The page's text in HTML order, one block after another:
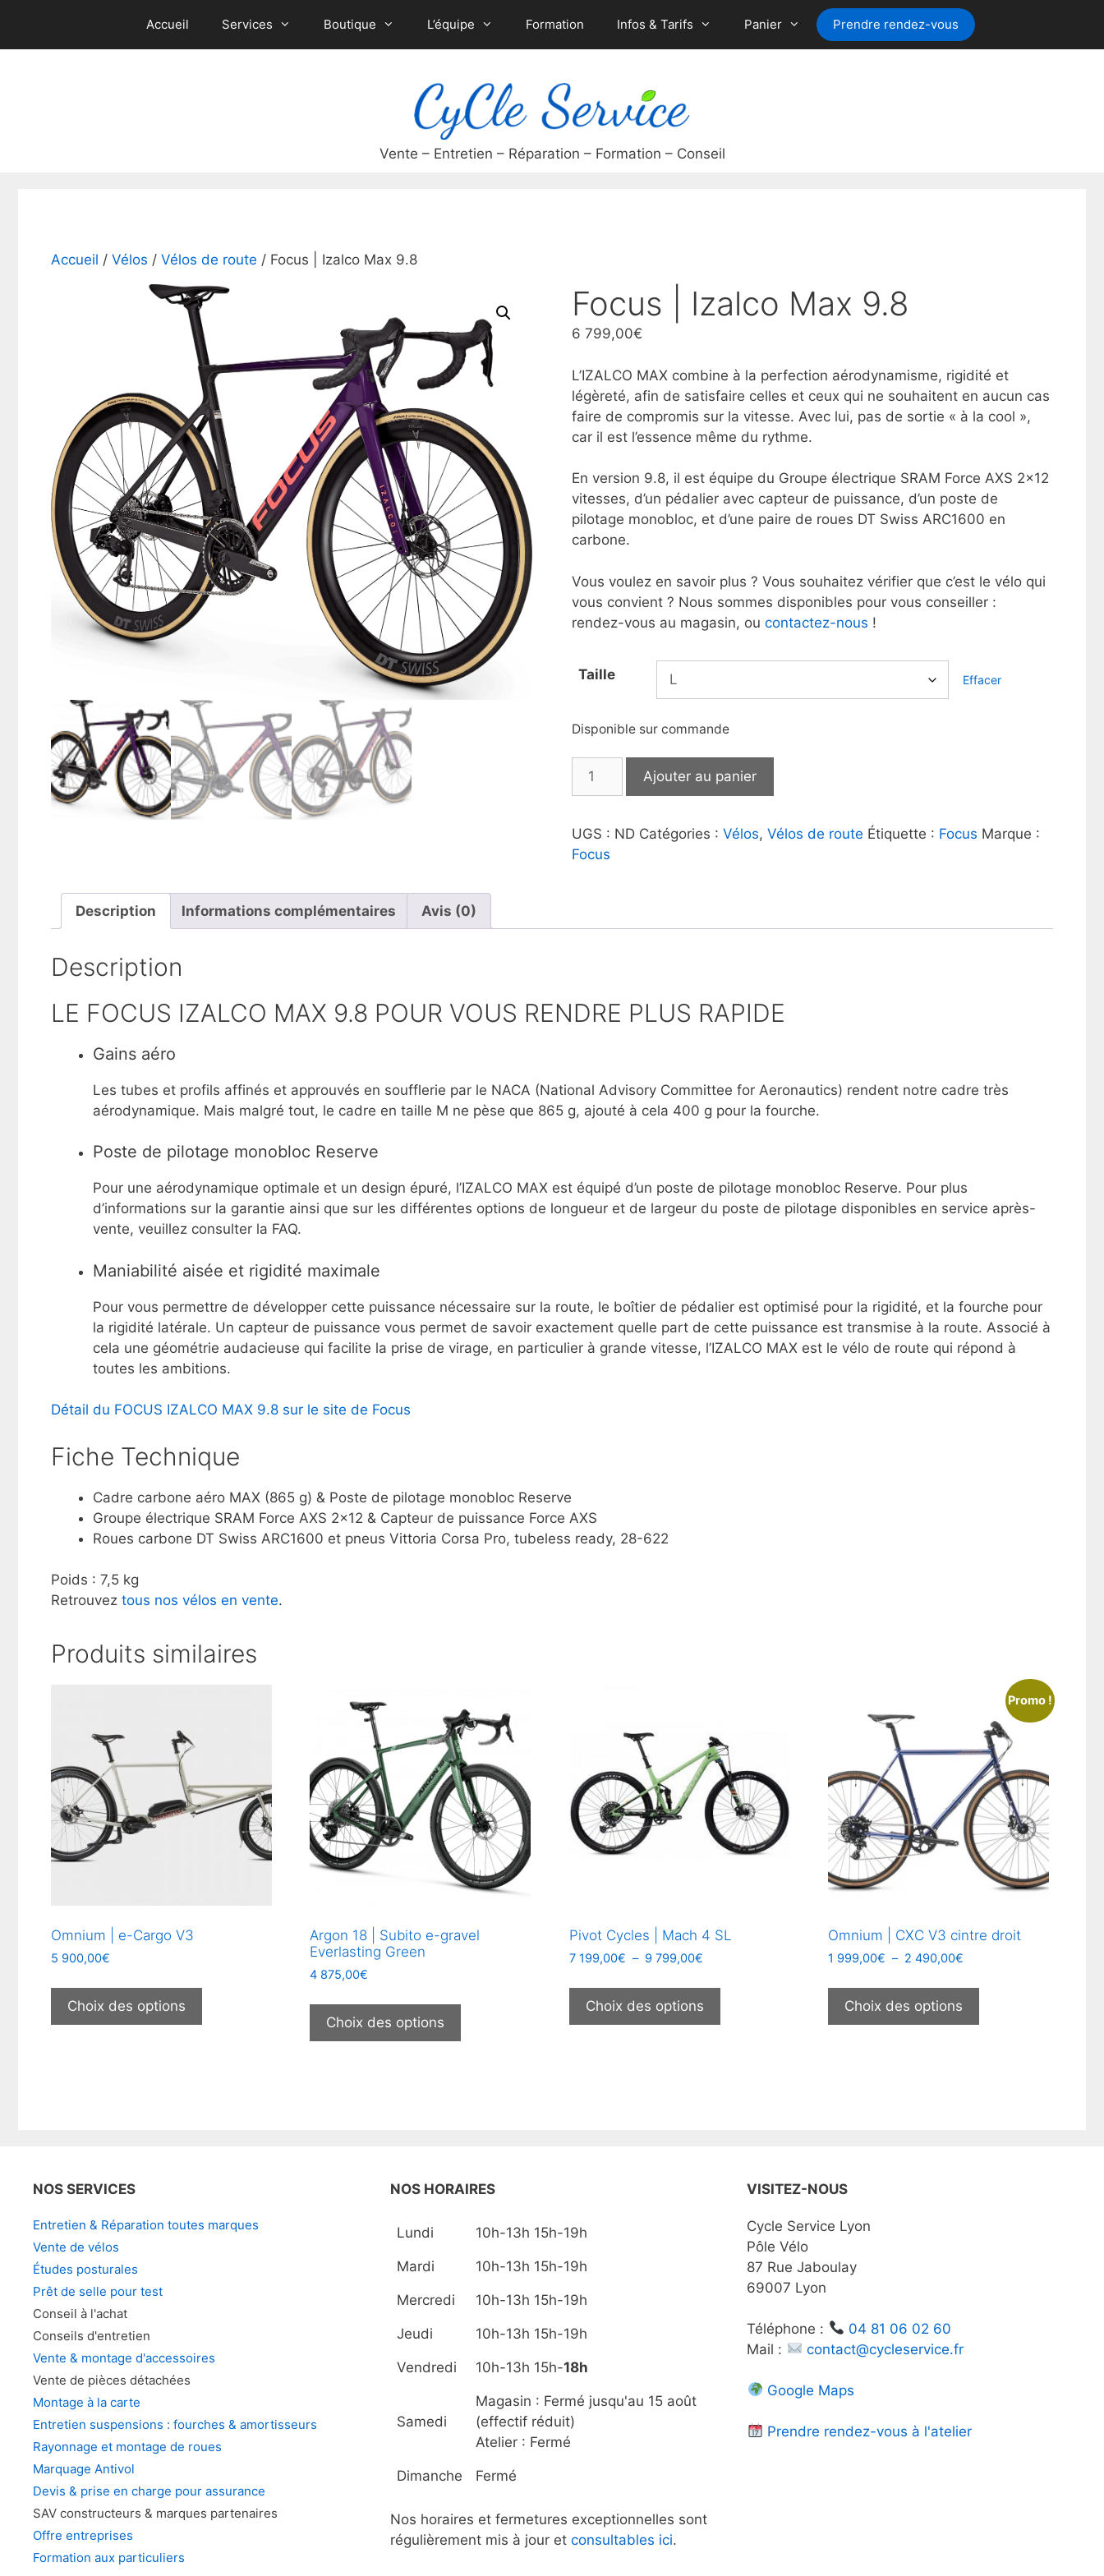
contenu
Accueil Services Boutique L’équipe Formation Infos & Tarifs Panier Prendre rendez-vous
Accueil / Vélos / Vélos de route / Focus | Izalco Max 9.8
Focus | Izalco Max 9.8
6 799,00€
L’IZALCO MAX combine à la perfection aérodynamisme, rigidité et
légèreté, afin de satisfaire celles et ceux qui ne souhaitent en aucun cas
faire de compromis sur la vitesse. Avec lui, pas de sortie « à la cool »,
car il est l’essence même du rythme.
En version 9.8, il est équipe du Groupe électrique SRAM Force AXS 2×12
vitesses, d’un pédalier avec capteur de puissance, d’un poste de
pilotage monobloc, et d’une paire de roues DT Swiss ARC1600 en
carbone.
Vous voulez en savoir plus ? Vous souhaitez vérifier que c’est le vélo qui
vous convient ? Nous sommes disponibles pour vous conseiller :
rendez-vous au magasin, oucontactez-nous !
Taille Effacer
Disponible sur commande
quantité
|
Izalco
Ajouter au panier
UGS : ND Catégories :Vélos,Vélos de route Étiquette : Focus Marque :
Focus
Description Informations complémentaires Avis (0)
Description
LE FOCUS IZALCO MAX 9.8 POUR VOUS RENDRE PLUS RAPIDE
Gains aéro
Les tubes et profils affinés et approuvés en soufflerie par le NACA (National Advisory Committee for Aeronautics) rendent notre cadre très
aérodynamique. Mais malgré tout, le cadre en taille M ne pèse que 865 g, ajouté à cela 400 g pour la fourche.
Poste de pilotage monobloc Reserve
Pour une aérodynamique optimale et un design épuré, l’IZALCO MAX est équipé d’un poste de pilotage monobloc Reserve. Pour plus
d’informations sur la garantie ainsi que sur les différentes options de longueur et de largeur du poste de pilotage disponibles en service après-
vente, veuillez consulter la FAQ.
Maniabilité aisée et rigidité maximale
Pour vous permettre de développer cette puissance nécessaire sur la route, le boîtier de pédalier est optimisé pour la rigidité, et la fourche pour
la rigidité latérale. Un capteur de puissance vous permet de savoir exactement quelle part de cette puissance est transmise à la route. Associé à
cela une géométrie audacieuse qui facilite la prise de virage, en particulier à grande vitesse, l’IZALCO MAX est le vélo de route qui répond à
toutes les ambitions.
Détail du FOCUS IZALCO MAX 9.8 sur le site de Focus
Fiche Technique
Cadre carbone aéro MAX (865 g) & Poste de pilotage monobloc Reserve
Groupe électrique SRAM Force AXS 2×12 & Capteur de puissance Force AXS
Roues carbone DT Swiss ARC1600 et pneus Vittoria Corsa Pro, tubeless ready, 28-622
Poids : 7,5 kg
Retrouvez tous nos vélos en vente.
Produits similaires
Omnium | e-Cargo V3
5 900,00€
Choix des options
a
page
Argon 18 | Subito e-gravel
Everlasting Green
4 875,00€
Choix des options
a
choisies
du
Pivot Cycles | Mach 4 SL
7 199,00€ – 9 799,00€Plage
prix :
7
199,00€
Choix des options
a
page
produit
Promo !
Omnium | CXC V3 cintre droit
1 999,00€ – 2 490,00€
prix :
999,00€
Choix des options
a
NOS SERVICES
Entretien & Réparation toutes marques
Vente de vélos
Études posturales
Prêt de selle pour test
Conseil à l'achat
Conseils d'entretien
Vente & montage d'accessoires
Vente de pièces détachées
Montage à la carte
Entretien suspensions : fourches & amortisseurs
Rayonnage et montage de roues
Marquage Antivol
Devis & prise en charge pour assurance
SAV constructeurs & marques partenaires
Offre entreprises
Formation aux particuliers
NOS HORAIRES
Lundi 10h-13h 15h-19h
Mardi 10h-13h 15h-19h
Mercredi 10h-13h 15h-19h
Jeudi 10h-13h 15h-19h
Vendredi 10h-13h 15h-18h
Samedi
Magasin : Fermé jusqu'au 15 août
(effectif réduit)
Atelier : Fermé
Dimanche Fermé
Nos horaires et fermetures exceptionnelles sont
régulièrement mis à jour et consultables ici.
VISITEZ-NOUS
Cycle Service Lyon
Pôle Vélo
87 Rue Jaboulay
69007 Lyon
Téléphone :
04 81 06 02 60
Mail :
contact@cycleservice.fr
Google Maps
Prendre rendez-vous à l'atelier